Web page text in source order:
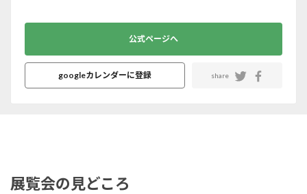
公式ページへ
googleカレンダーに登録 share
展覧会の見どころ